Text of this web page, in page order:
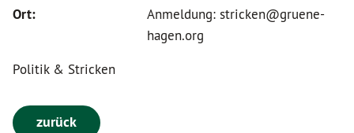
Ort:
Anmeldung: stricken@gruene-
hagen.org
Politik & Stricken
zurück